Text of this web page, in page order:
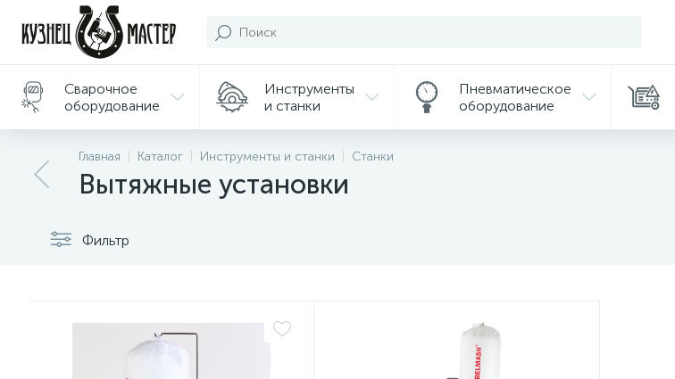
Сварочное
оборудование
Инструменты
и станки
Пневматическое
оборудование
Подарки/
Сувениры
Главная Каталог Инструменты и станки Станки
Вытяжные установки
Фильтр